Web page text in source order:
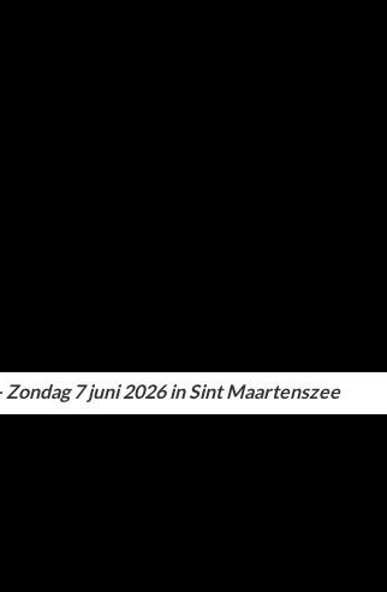
7 juni 2026 in Sint Maartenszee